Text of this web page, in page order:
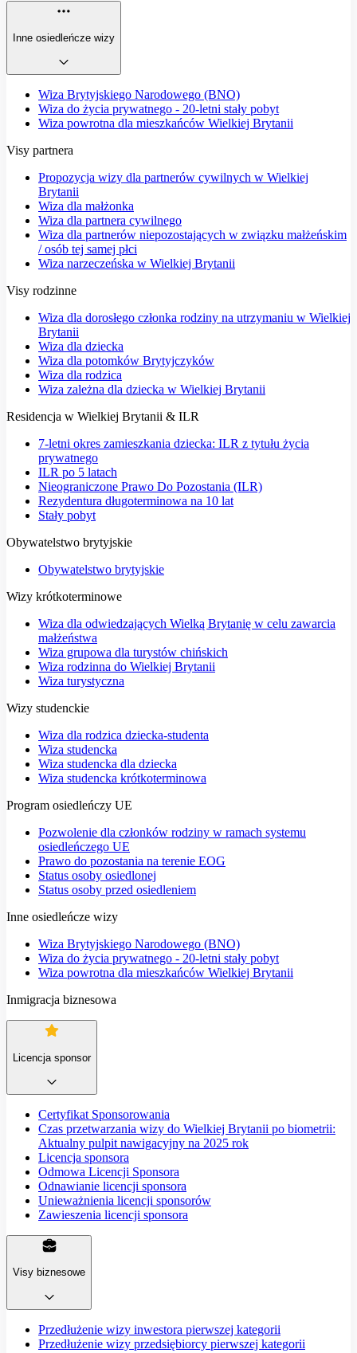
Inne osiedleńcze wizy
Wiza Brytyjskiego Narodowego (BNO)
Wiza do życia prywatnego - 20-letni stały pobyt
Wiza powrotna dla mieszkańców Wielkiej Brytanii
Visy partnera
Propozycja wizy dla partnerów cywilnych w Wielkiej
Brytanii
Wiza dla małżonka
Wiza dla partnera cywilnego
Wiza dla partnerów niepozostających w związku małżeńskim
/ osób tej samej płci
Wiza narzeczeńska w Wielkiej Brytanii
Visy rodzinne
Wiza dla dorosłego członka rodziny na utrzymaniu w Wielkiej
Brytanii
Wiza dla dziecka
Wiza dla potomków Brytyjczyków
Wiza dla rodzica
Wiza zależna dla dziecka w Wielkiej Brytanii
Residencja w Wielkiej Brytanii & ILR
7-letni okres zamieszkania dziecka: ILR z tytułu życia
prywatnego
ILR po 5 latach
Nieograniczone Prawo Do Pozostania (ILR)
Rezydentura długoterminowa na 10 lat
Stały pobyt
Obywatelstwo brytyjskie
Obywatelstwo brytyjskie
Wizy krótkoterminowe
Wiza dla odwiedzających Wielką Brytanię w celu zawarcia
małżeństwa
Wiza grupowa dla turystów chińskich
Wiza rodzinna do Wielkiej Brytanii
Wiza turystyczna
Wizy studenckie
Wiza dla rodzica dziecka-studenta
Wiza studencka
Wiza studencka dla dziecka
Wiza studencka krótkoterminowa
Program osiedleńczy UE
Pozwolenie dla członków rodziny w ramach systemu
osiedleńczego UE
Prawo do pozostania na terenie EOG
Status osoby osiedlonej
Status osoby przed osiedleniem
Inne osiedleńcze wizy
Wiza Brytyjskiego Narodowego (BNO)
Wiza do życia prywatnego - 20-letni stały pobyt
Wiza powrotna dla mieszkańców Wielkiej Brytanii
Inmigracja biznesowa
Licencja sponsor
Certyfikat Sponsorowania
Czas przetwarzania wizy do Wielkiej Brytanii po biometrii:
Aktualny pulpit nawigacyjny na 2025 rok
Licencja sponsora
Odmowa Licencji Sponsora
Odnawianie licencji sponsora
Unieważnienia licencji sponsorów
Zawieszenia licencji sponsora
Visy biznesowe
Przedłużenie wizy inwestora pierwszej kategorii
Przedłużenie wizy przedsiębiorcy pierwszej kategorii